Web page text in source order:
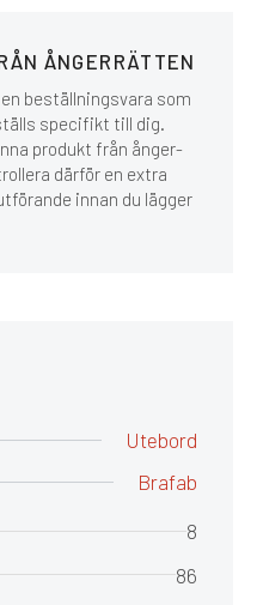
ÅNGERRÄTTEN
beställningsvara som
specifikt till dig.
produkt från ånger-
därför en extra
innan du lägger
Utebord
Brafab
8
86